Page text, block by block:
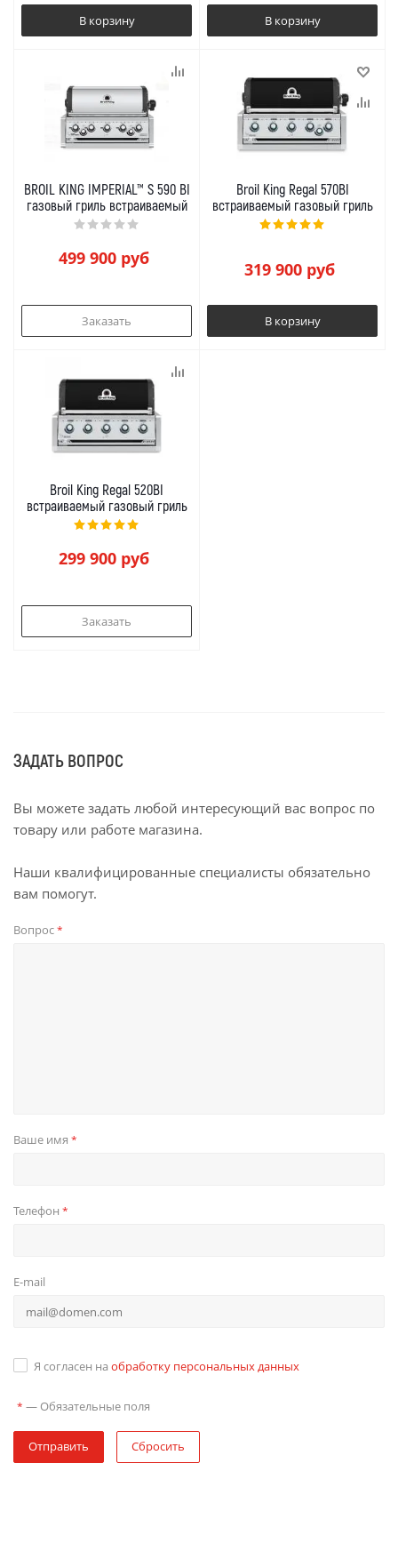
В корзину В корзину
BROIL KING IMPERIAL™ S 590 BI
газовый гриль встраиваемый
499 900руб
Заказать
Broil King Regal 570BI
встраиваемый газовый гриль
319 900руб
В корзину
Broil King Regal 520BI
встраиваемый газовый гриль
299 900руб
Заказать
ЗАДАТЬ ВОПРОС
Вы можете задать любой интересующий вас вопрос по
товару или работе магазина.
Наши квалифицированные специалисты обязательно
вам помогут.
Вопрос*
Ваше имя *
Телефон *
E-mail
Я согласен на обработку персональных данных
* — Обязательные поля
Отправить Сбросить